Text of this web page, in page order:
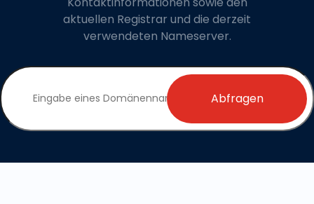
aktuellen Registrar und die derzeit
verwendeten Nameserver.
Abfragen